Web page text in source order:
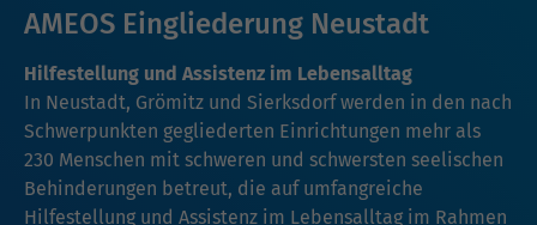
AMEOS Eingliederung Neustadt
Hilfestellung und Assistenz im Lebensalltag
In Neustadt, Grömitz und Sierksdorf werden in den nach
Schwerpunkten gegliederten Einrichtungen mehr als
230 Menschen mit schweren und schwersten seelischen
Behinderungen betreut, die auf umfangreiche
Hilfestellung und Assistenz im Lebensalltag im Rahmen